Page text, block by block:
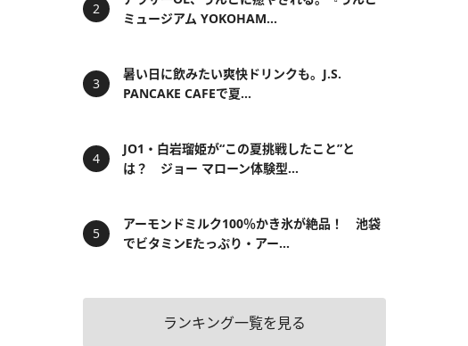
ミュージアム YOKOHAM...
暑い日に飲みたい爽快ドリンクも。J.S.
PANCAKE CAFEで夏...
JO1・白岩瑠姫が“この夏挑戦したこと”と
は？ ジョー マローン体験型...
アーモンドミルク100％かき氷が絶品！ 池袋
でビタミンEたっぷり・アー...
ランキング一覧を見る